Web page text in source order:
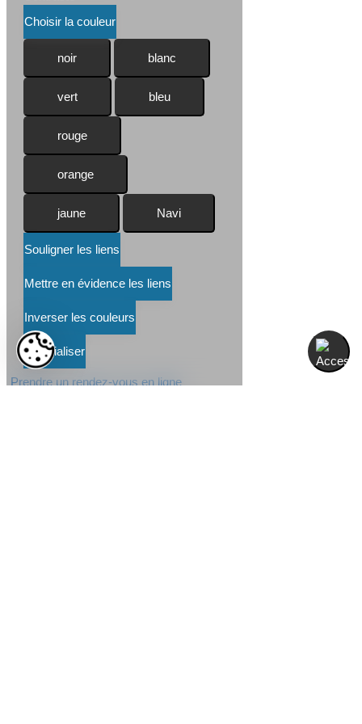
Choisir la couleur
noir blanc
vert bleu
rouge
orange
jaune Navi
Souligner les liens
Mettre en évidence les liens
Inverser les couleurs
Réinitialiser
Prendre un rendez-vous en ligne